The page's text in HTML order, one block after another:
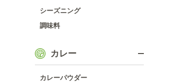
シーズニング
調味料
カレー
カレーパウダー